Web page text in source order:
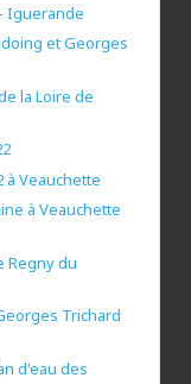
Iguerande
et Georges
la Loire de
Veauchette
à Veauchette
Regny du
Trichard
d'eau des